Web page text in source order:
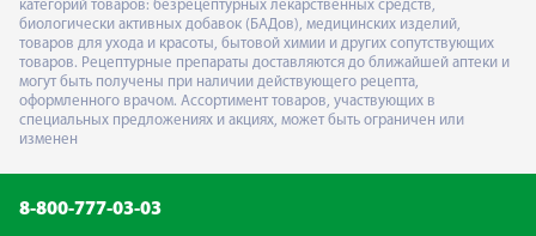
категорий товаров: безрецептурных лекарственных средств,
биологически активных добавок (БАДов), медицинских изделий,
товаров для ухода и красоты, бытовой химии и других сопутствующих
товаров. Рецептурные препараты доставляются до ближайшей аптеки и
могут быть получены при наличии действующего рецепта,
оформленного врачом. Ассортимент товаров, участвующих в
специальных предложениях и акциях, может быть ограничен или
изменен
8-800-777-03-03